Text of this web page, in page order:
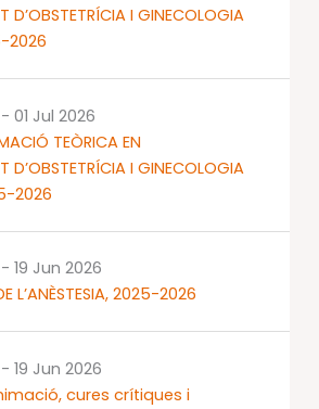
D’OBSTETRÍCIA I GINECOLOGIA
2026
TEÒRICA EN
D’OBSTETRÍCIA I GINECOLOGIA
2026
- 01 Jul 2026
L’ANÈSTESIA, 2025-2026
- 19 Jun 2026
cures crítiques i
- 19 Jun 2026